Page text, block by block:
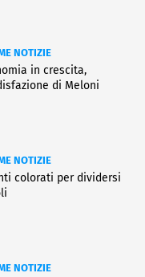
NOTIZIE
in crescita,
di Meloni
NOTIZIE
colorati per dividersi
NOTIZIE